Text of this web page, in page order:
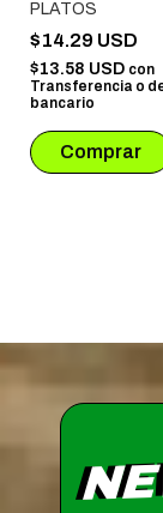
PLATOS
$14.29 USD
$13.58 USD con
Transferencia o
bancario